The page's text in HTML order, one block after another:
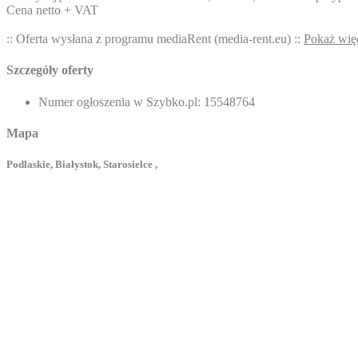
Cena netto + VAT
:: Oferta wysłana z programu mediaRent (media-rent.eu) :: Pokaż
Szczegóły oferty
Numer ogłoszenia w Szybko.pl: 15548764
Mapa
Podlaskie, Białystok, Starosielce ,